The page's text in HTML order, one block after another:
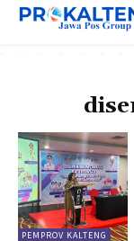
PEMPROV KALTENG